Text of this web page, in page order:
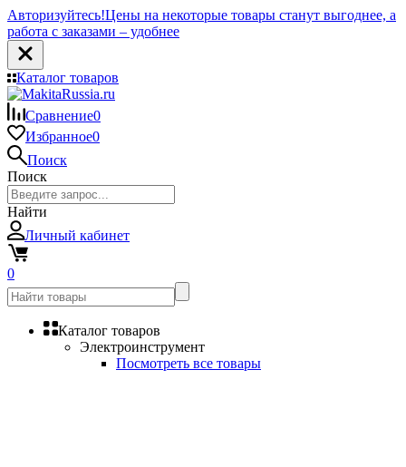
Авторизуйтесь!Цены на некоторые товары станут выгоднее, а
работа с заказами – удобнее
Каталог товаров
Сравнение0
Избранное0
Поиск
Поиск
Найти
Личный кабинет
0
Каталог товаров
Электроинструмент
Посмотреть все товары